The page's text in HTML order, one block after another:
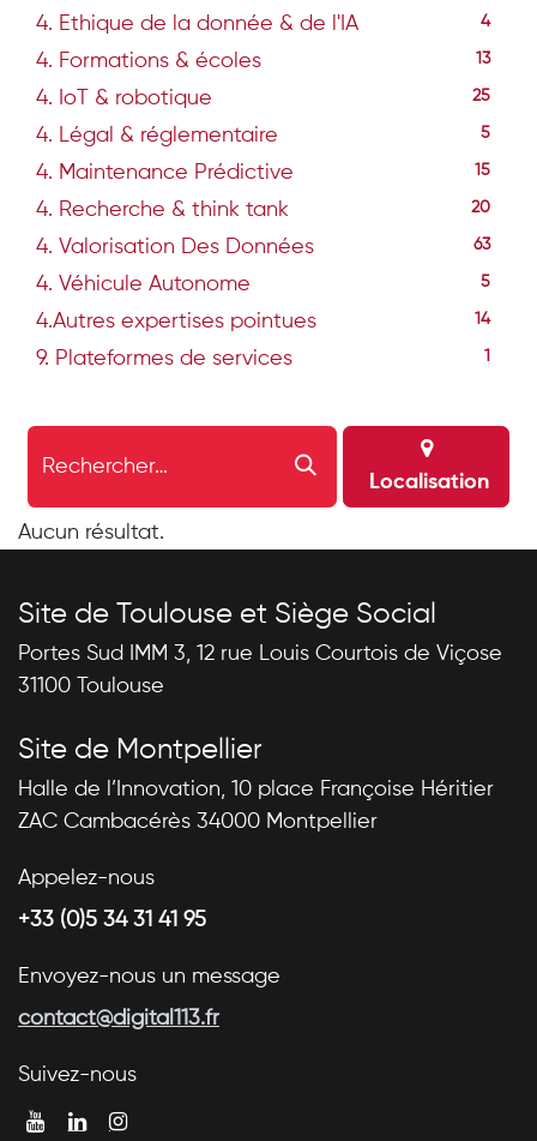
4. Ethique de la donnée & de l'IA 4
4. Formations & écoles 13
4. IoT & robotique 25
4. Légal & réglementaire 5
4. Maintenance Prédictive 15
4. Recherche & think tank 20
4. Valorisation Des Données 63
4. Véhicule Autonome 5
4.Autres expertises pointues 14
9. Plateformes de services
Localisation
Aucun résultat.
Site de Toulouse et Siège Social
Portes Sud IMM 3, 12 rue Louis Courtois de Viçose
31100 Toulouse
Site de Montpellier
Halle de l’Innovation, 10 place Françoise Héritier
ZAC Cambacérès 34000 Montpellier
Appelez-nous
+33 (0)5 34 31 41 95
Envoyez-nous un message
contact@digital113.fr
Suivez-nous